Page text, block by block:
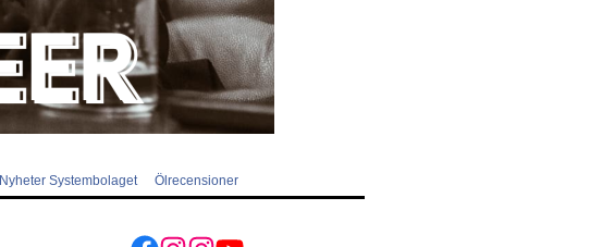
Nyheter Systembolaget Ölrecensioner